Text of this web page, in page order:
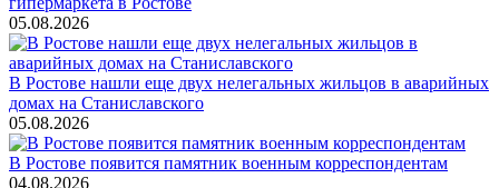
05.08.2026
В Ростове нашли еще двух нелегальных жильцов в аварийных
домах на Станиславского
05.08.2026
В Ростове появится памятник военным корреспондентам
04.08.2026